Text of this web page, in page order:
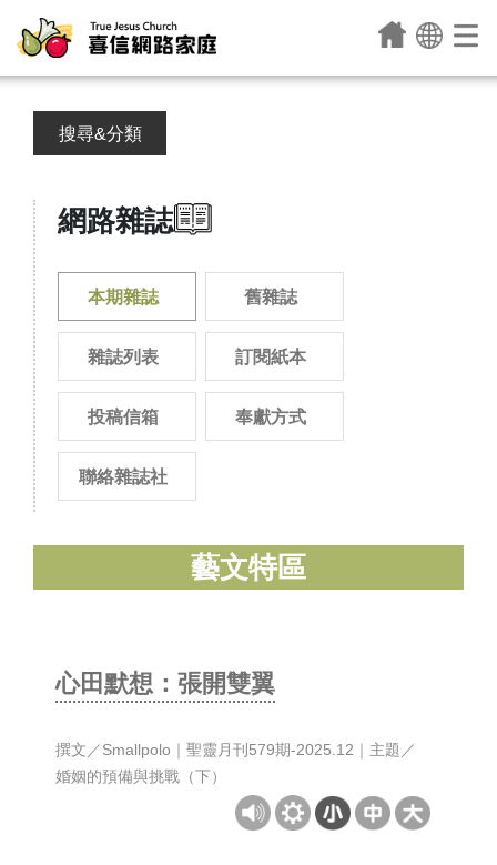
搜尋&分類
網路雜誌
本期雜誌 舊雜誌
雜誌列表 訂閱紙本
投稿信箱 奉獻方式
聯絡雜誌社
藝文特區
心田默想：張開雙翼
撰文／Smallpolo｜聖靈月刊579期-2025.12｜主題／
婚姻的預備與挑戰（下）